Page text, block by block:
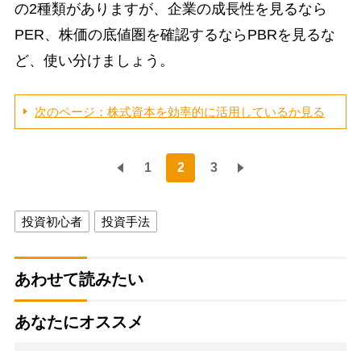
の2種類がありますが、企業の成長性を見るなら
PER、株価の底値圏を確認するならPBRを見るな
ど、使い分けましょう。
次のページ：株式資本を効率的に活用しているか見る
1 2 3
投資初心者 投資手法
あわせて読みたい
あなたにオススメ